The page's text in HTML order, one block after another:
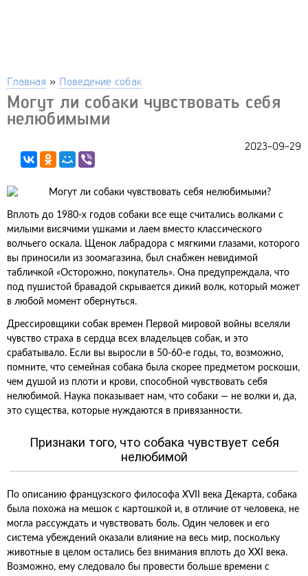
Главная » Поведение собак
Могут ли собаки чувствовать себя
нелюбимыми
2023-09-29
Вплоть до 1980-х годов собаки все еще считались волками с
милыми висячими ушками и лаем вместо классического
волчьего оскала. Щенок лабрадора с мягкими глазами, которого
вы приносили из зоомагазина, был снабжен невидимой
табличкой «Осторожно, покупатель». Она предупреждала, что
под пушистой бравадой скрывается дикий волк, который может
в любой момент обернуться.
Дрессировщики собак времен Первой мировой войны вселяли
чувство страха в сердца всех владельцев собак, и это
срабатывало. Если вы выросли в 50-60-е годы, то, возможно,
помните, что семейная собака была скорее предметом роскоши,
чем душой из плоти и крови, способной чувствовать себя
нелюбимой. Наука показывает нам, что собаки — не волки и, да,
это существа, которые нуждаются в привязанности.
Признаки того, что собака чувствует себя
нелюбимой
По описанию французского философа XVII века Декарта, собака
была похожа на мешок с картошкой и, в отличие от человека, не
могла рассуждать и чувствовать боль. Один человек и его
система убеждений оказали влияние на весь мир, поскольку
животные в целом остались без внимания вплоть до XXI века.
Возможно, ему следовало бы провести больше времени с